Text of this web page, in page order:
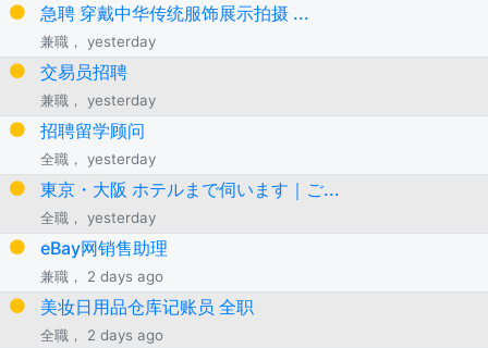
急聘 穿戴中华传统服饰展示拍摄 ...
兼職， yesterday
交易员招聘
兼職， yesterday
招聘留学顾问
全職， yesterday
東京・大阪 ホテルまで伺います｜ご...
全職， yesterday
eBay网销售助理
兼職， 2 days ago
美妆日用品仓库记账员 全职
全職， 2 days ago